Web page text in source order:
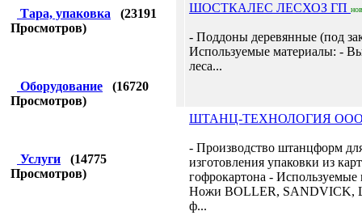
Тара, упаковка (23191
Просмотров)
Оборудование (16720
Просмотров)
Услуги (14775
Просмотров)
ШОСТКАЛЕС ЛЕСХОЗ ГП
- Поддоны деревянные (под
Используемые материалы: -
леса...
ШТАНЦ-ТЕХНОЛОГИЯ
- Производство штанцформ
изготовления упаковки из
гофрокартона - Используемые
Ножи BOLLER, SANDVICK,
ф...